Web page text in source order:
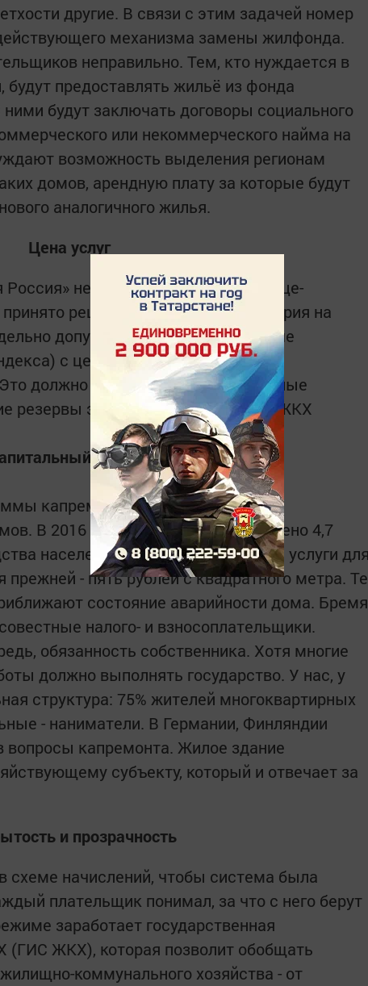
другие. В связи с этим задачей номер
механизма замены жилфонда.
неправильно. Тем, кто нуждается в
предоставлять жильё из фонда
будут заключать договоры социального
или некоммерческого найма на
возможность выделения регионам
домов, арендную плату за которые будут
аналогичного жилья.
Цена услуг
недавно на совещании у вице-
решение о введении моратория на
допустимых отклонений (выше
с целью роста тарифов до
должно подтолкнуть коммунальные
резервы экономии. Рост тарифов ЖКХ
ремонт
капремонта в Татарстане
В 2016 году на эти цели направлено 4,7
населения. При этом стоимость услуги
прежней - пять рублей с квадратного метра.
состояние аварийности дома. Бремя
налого- и взносоплательщики.
обязанность собственника. Хотя многие
должно выполнять государство. У нас, у
структура: 75% жителей многоквартирных
- наниматели. В Германии, Финляндии
вопросы капремонта. Жилое здание
субъекту, который и отвечает за
и прозрачность
схеме начислений, чтобы система была
плательщик понимал, за что с него берут
заработает государственная
ЖКХ), которая позволит обобщать
коммунального хозяйства - от